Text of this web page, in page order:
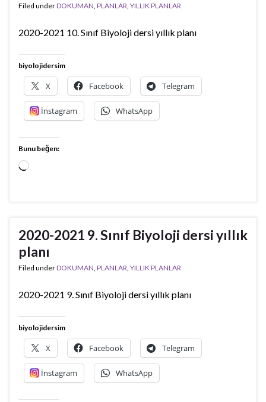
Filed underDOKUMAN PLANLAR YILLIK PLANLAR
2020-2021 10. Sınıf Biyoloji dersi yıllık planı
biyolojidersim
X Facebook Telegram
İnstagram WhatsApp
Bunu beğen:
Yükleniyor...
2020-2021 9. Sınıf Biyoloji dersi yıllık
planı
Filed underDOKUMAN PLANLAR YILLIK PLANLAR
2020-2021 9. Sınıf Biyoloji dersi yıllık planı
biyolojidersim
X Facebook Telegram
İnstagram WhatsApp